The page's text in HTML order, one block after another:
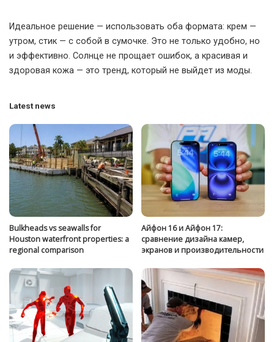
Идеальное решение — использовать оба формата: крем —
утром, стик — с собой в сумочке. Это не только удобно, но
и эффективно. Солнце не прощает ошибок, а красивая и
здоровая кожа — это тренд, который не выйдет из моды.
Latest news
Bulkheads vs seawalls for
Houston waterfront properties: a
regional comparison
Айфон 16 и Айфон 17:
сравнение дизайна камер,
экранов и производительности